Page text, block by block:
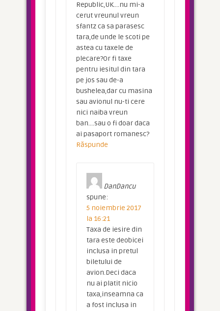
Republic,UK….nu mi-a
cerut vreunul vreun
sfantz ca sa parasesc
tara,de unde le scoti pe
astea cu taxele de
plecare?Or fi taxe
pentru iesitul din tara
pe jos sau de-a
bushelea,dar cu masina
sau avionul nu-ti cere
nici naiba vreun
ban….sau o fi doar daca
ai pasaport romanesc?
Răspunde
DanDancu
spune:
5 noiembrie 2017
la 16:21
Taxa de iesire din
tara este deobicei
inclusa in pretul
biletului de
avion.Deci daca
nu ai platit nicio
taxa,inseamna ca
a fost inclusa in